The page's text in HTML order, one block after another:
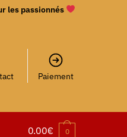
les passionnés
Paiement
0.00€ 0